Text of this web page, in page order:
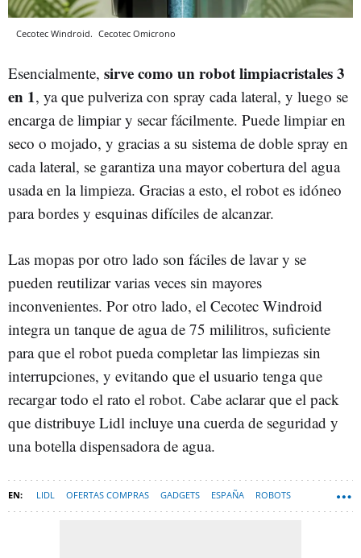
Cecotec Windroid. Cecotec Omicrono
Esencialmente, sirve como un robot limpiacristales 3
en 1, ya que pulveriza con spray cada lateral, y luego se
encarga de limpiar y secar fácilmente. Puede limpiar en
seco o mojado, y gracias a su sistema de doble spray en
cada lateral, se garantiza una mayor cobertura del agua
usada en la limpieza. Gracias a esto, el robot es idóneo
para bordes y esquinas difíciles de alcanzar.
Las mopas por otro lado son fáciles de lavar y se
pueden reutilizar varias veces sin mayores
inconvenientes. Por otro lado, el Cecotec Windroid
integra un tanque de agua de 75 mililitros, suficiente
para que el robot pueda completar las limpiezas sin
interrupciones, y evitando que el usuario tenga que
recargar todo el rato el robot. Cabe aclarar que el pack
que distribuye Lidl incluye una cuerda de seguridad y
una botella dispensadora de agua.
LIDL OFERTAS COMPRAS GADGETS ESPAÑA ROBOTS